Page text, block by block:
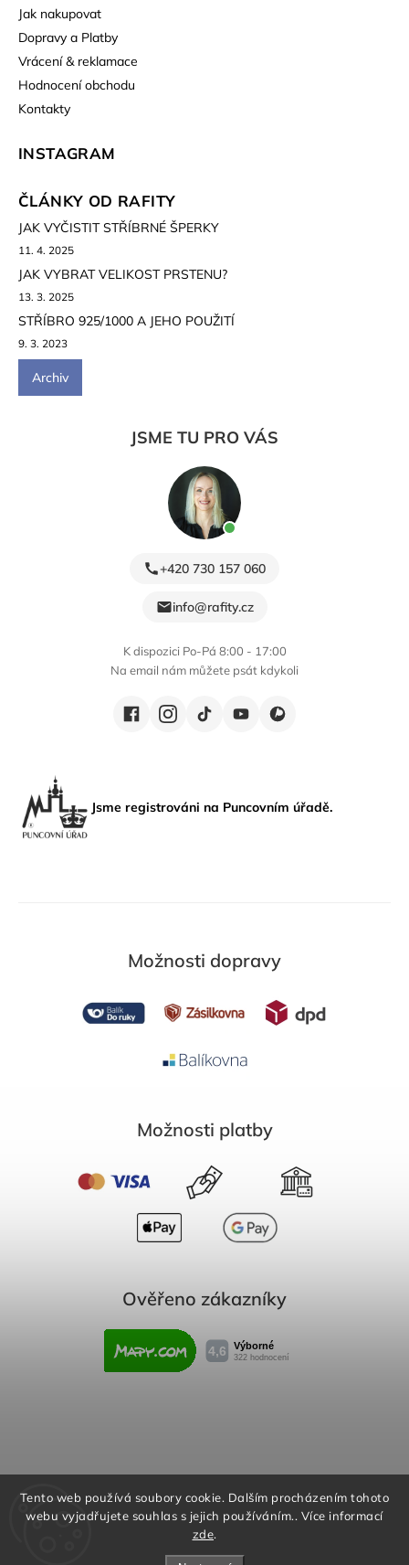
Tento web používá soubory cookie. Dalším procházením tohoto
webu vyjadřujete souhlas s jejich používáním.. Více informací
zde.
Jak nakupovat
Dopravy a Platby
Vrácení & reklamace
Hodnocení obchodu
Kontakty
INSTAGRAM
ČLÁNKY OD RAFITY
JAK VYČISTIT STŘÍBRNÉ ŠPERKY
11. 4. 2025
JAK VYBRAT VELIKOST PRSTENU?
13. 3. 2025
STŘÍBRO 925/1000 A JEHO POUŽITÍ
9. 3. 2023
Archiv
JSME TU PRO VÁS
+420 730 157 060
info@rafity.cz
K dispozici Po-Pá 8:00 - 17:00
Na email nám můžete psát kdykoli
Jsme registrováni na Puncovním úřadě.
Možnosti dopravy
Možnosti platby
Ověřeno zákazníky
Obchodní podmínky
Reklamační řád
Podmínky ochrany osobních údajů